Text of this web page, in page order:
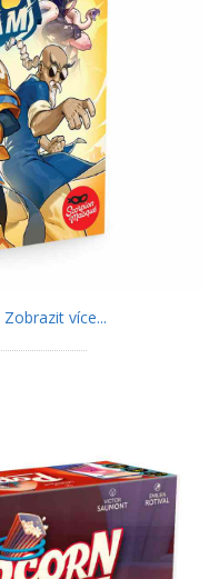
Zobrazit více...